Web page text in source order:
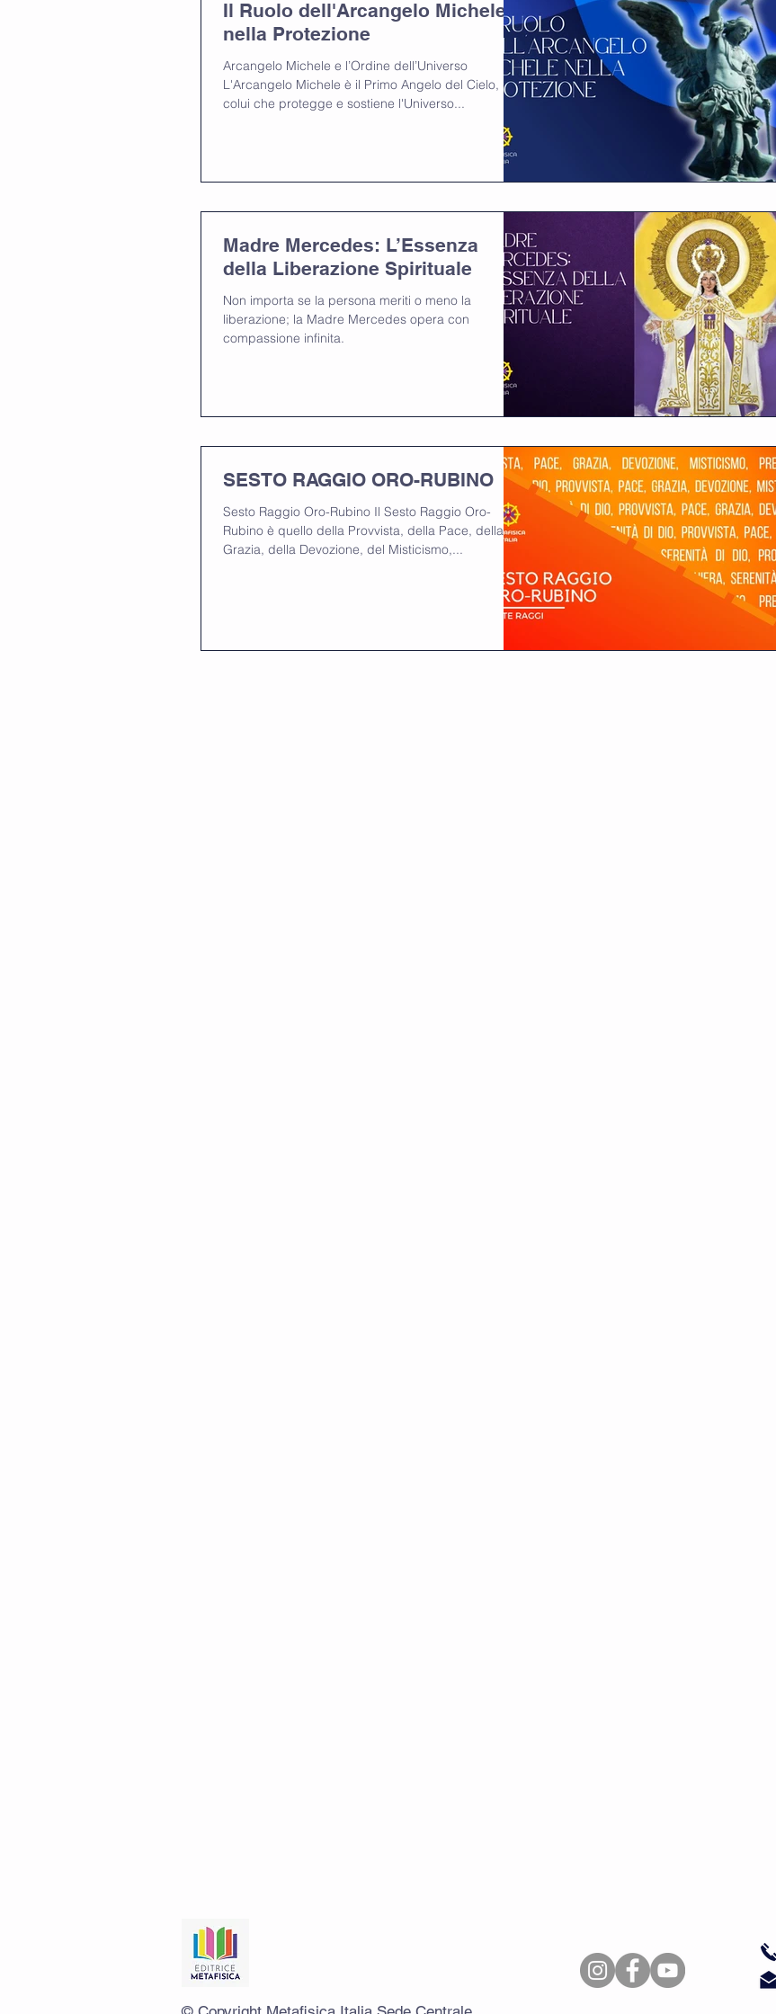
Il Ruolo dell'Arcangelo Michele
nella Protezione
Arcangelo Michele e l’Ordine dell’Universo
L'Arcangelo Michele è il Primo Angelo del Cielo,
colui che protegge e sostiene l'Universo...
Madre Mercedes: L’Essenza
della Liberazione Spirituale
Non importa se la persona meriti o meno la
liberazione; la Madre Mercedes opera con
compassione infinita.
SESTO RAGGIO ORO-RUBINO
Sesto Raggio Oro-Rubino Il Sesto Raggio Oro-
Rubino è quello della Provvista, della Pace, della
Grazia, della Devozione, del Misticismo,...